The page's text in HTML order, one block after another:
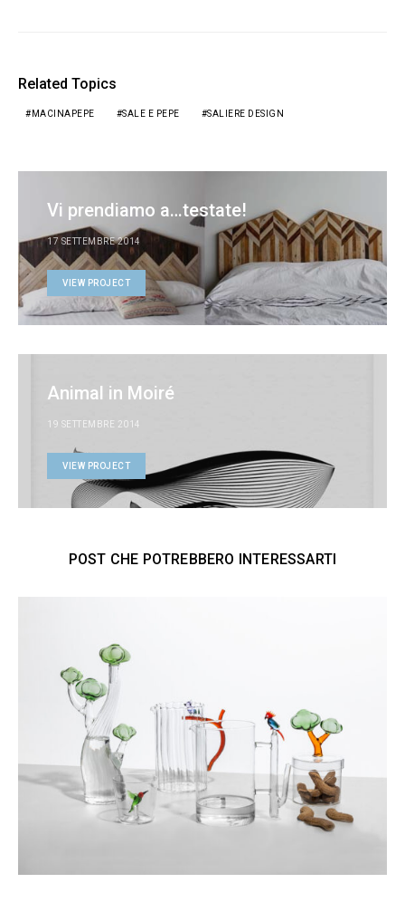
Related Topics
MACINAPEPE SALE E PEPE SALIERE DESIGN
Vi prendiamo a…testate!
17 SETTEMBRE 2014
VIEW PROJECT
Animal in Moiré
19 SETTEMBRE 2014
VIEW PROJECT
POST CHE POTREBBERO INTERESSARTI